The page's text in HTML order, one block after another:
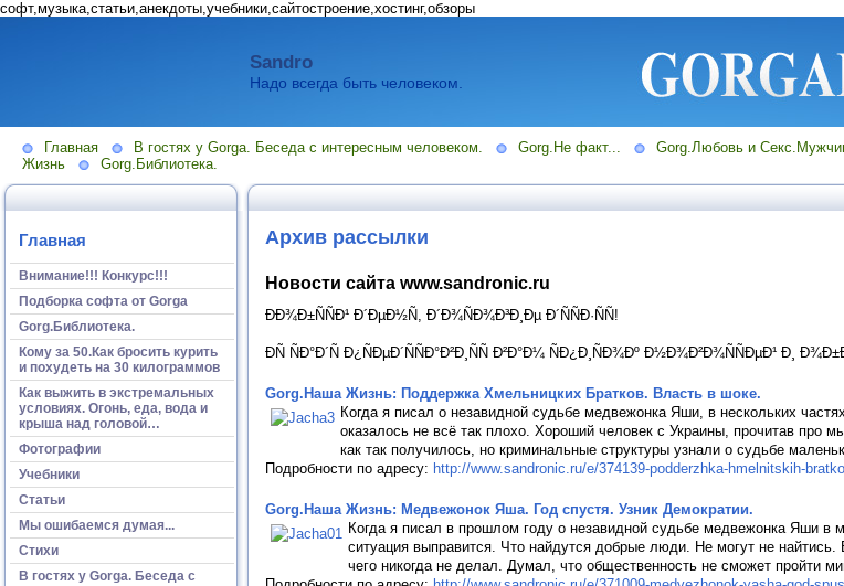
софт,музыка,статьи,анекдоты,учебники,сайтостроение,хостинг,обзоры
Sandro
Надо всегда быть человеком.
Главная В гостях у Gorga. Беседа с интересным человеком. Gorg.Не факт... Gorg.Любовь и
Жизнь
Gorg.Библиотека.
Главная
Внимание!!! Конкурс!!!
Подборка софта от Gorga
Gorg.Библиотека.
Кому за 50.Как бросить курить
и похудеть на 30 килограммов
Как выжить в экстремальных
условиях. Огонь, еда, вода и
крыша над головой…
Фотографии
Учебники
Статьи
Мы ошибаемся думая...
Стихи
В гостях у Gorga. Беседа с
Архив рассылки
Новости сайта www.sandronic.ru
ÐÐ¾Ð±ÑÑÐ¹ Ð´ÐµÐ½Ñ, Ð´Ð¾ÑÐ¾Ð³Ð¸Ðµ Ð´ÑÑÐ·ÑÑ!
ÐÑ ÑÐ°Ð´Ñ Ð¿ÑÐµÐ´ÑÑÐ°Ð²Ð¸ÑÑ Ð²Ð°Ð¼ ÑÐ¿Ð¸ÑÐ¾Ðº Ð½Ð¾Ð²Ð¾ÑÑÐµÐ¹ Ð¸
Gorg.Наша Жизнь: Поддержка Хмельницких Братков. Власть в шоке.
Когда я писал о незавидной судьбе медвежонка Яши, в нескольких
оказалось не всё так плохо. Хороший человек с Украины, прочитав про
как так получилось, но криминальные структуры узнали о судьбе
Подробности по адресу: http://www.sandronic.ru/e/374139-podderzhka-hmelnitskih-
Gorg.Наша Жизнь: Медвежонок Яша. Год спустя. Узник Демократии.
Когда я писал в прошлом году о незавидной судьбе медвежонка Яши в
ситуация выправится. Что найдутся добрые люди. Не могут не
чего никогда не делал. Думал, что общественность не сможет пройти